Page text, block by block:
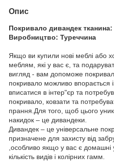
Опис
Покривало дивандек
Виробництво: Туреччина
Якщо ви купили нові меблі або
меблям, які у вас є, та
вигляд - вам допоможе
покривало можливо впорається
вписатися в інтер"єр та
покривало, ковзати та
прання.Для того, щоб цього
накидок – це дивандеки.
Дивандек – це універсальне
призначене для захисту від
,особливо якщо у вас є домашні
кількість видів і колірних гамм.